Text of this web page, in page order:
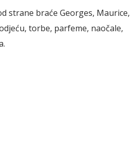
strane braće Georges, Maurice,
torbe, parfeme, naočale,